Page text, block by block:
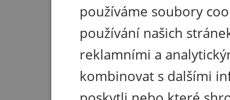
používáme soubory
používání našich
reklamními a
kombinovat s dalšími